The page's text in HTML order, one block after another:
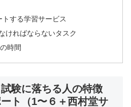
する学習サービス
ければならないタスク
時間
験に落ちる人の特徴
ト（1〜６＋西村堂サ